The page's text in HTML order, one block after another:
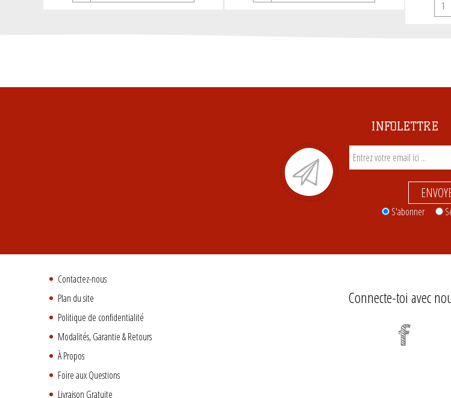
INFOLETTRE
S'abonner
Contactez-nous
Plan du site
Politique de confidentialité
Modalités, Garantie & Retours
À Propos
Foire aux Questions
Livraison Gratuite
Connecte-toi avec